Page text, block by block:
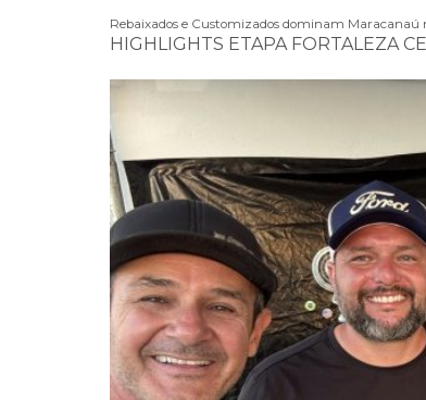
Rebaixados e Customizados dominam Maracanaú
HIGHLIGHTS ETAPA FORTALEZA